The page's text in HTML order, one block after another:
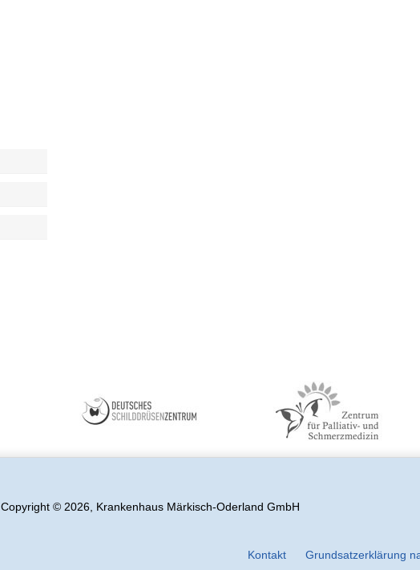
Copyright © 2026, Krankenhaus Märkisch-Oderland GmbH
Kontakt Grundsatzerklärung